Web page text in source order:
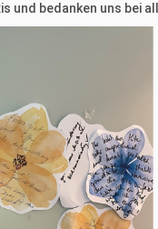
und bedanken uns bei